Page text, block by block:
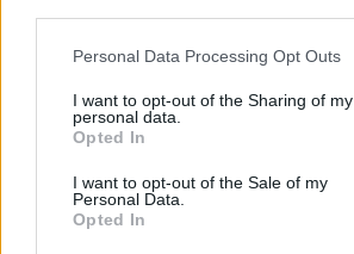
Personal Data Processing Opt Outs
I want to opt-out of the Sharing of my
personal data.
Opted In
I want to opt-out of the Sale of my
Personal Data.
Opted In